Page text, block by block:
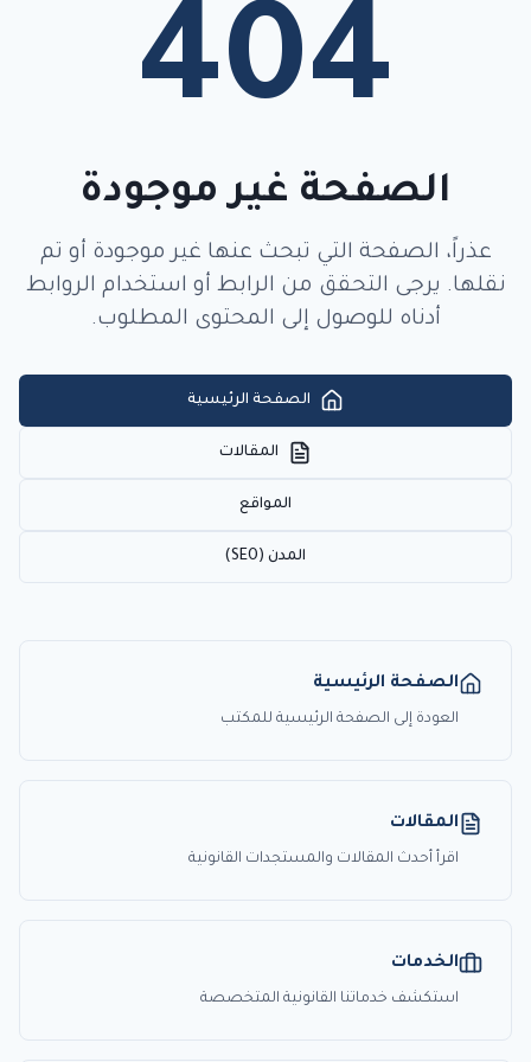
404
الصفحة غير موجودة
عذراً، الصفحة التي تبحث عنها غير موجودة أو تم
نقلها. يرجى التحقق من الرابط أو استخدام الروابط
أدناه للوصول إلى المحتوى المطلوب.
الصفحة الرئيسية
المقالات
المواقع
المدن (SEO)
الصفحة الرئيسية
العودة إلى الصفحة الرئيسية للمكتب
المقالات
اقرأ أحدث المقالات والمستجدات القانونية
الخدمات
استكشف خدماتنا القانونية المتخصصة